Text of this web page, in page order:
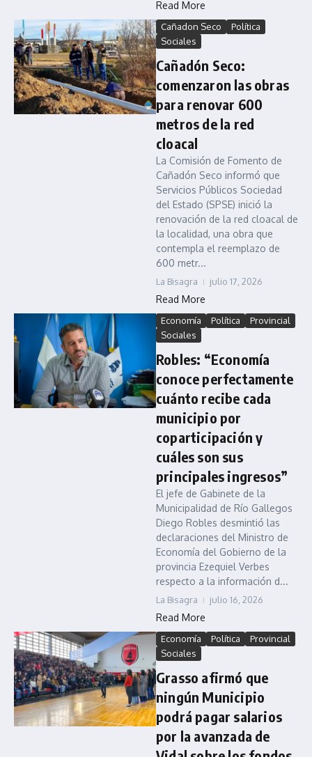
Read More
Cañadon Seco
Política
Sociales
Cañadón Seco:
comenzaron las obras
para renovar 600
metros de la red
cloacal
La Comisión de Fomento de
Cañadón Seco informó que
Servicios Públicos Sociedad
del Estado (SPSE) inició la
renovación de la red cloacal de
la localidad, una obra que
contempla el reemplazo de
600 metr...
La Bisagra julio 17, 2026
Read More
Economía Política
Provincial
Sociales
Robles: “Economía
conoce perfectamente
cuánto recibe cada
municipio por
coparticipación y
cuáles son sus
principales ingresos”
El jefe de Gabinete de la
Municipalidad de Río Gallegos
Diego Robles desmintió las
declaraciones del Ministro de
Economía del Gobierno de la
provincia Ezequiel Verbes
respecto a la información d...
La Bisagra julio 16, 2026
Read More
Economía Política
Provincial
Sociales
Grasso afirmó que
ningún Municipio
podrá pagar salarios
por la avanzada de